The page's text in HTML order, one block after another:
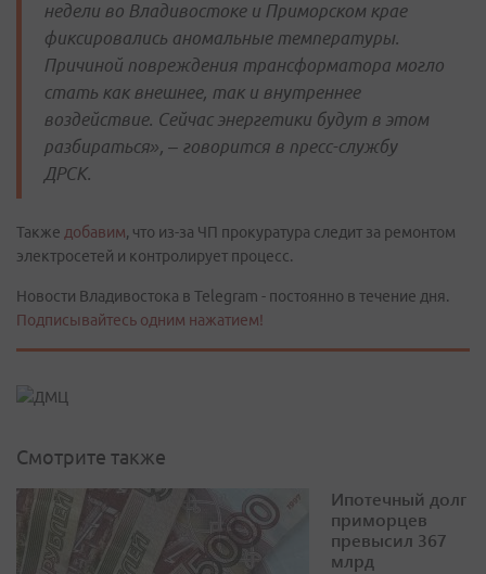
недели во Владивостоке и Приморском крае
фиксировались аномальные температуры.
Причиной повреждения трансформатора могло
стать как внешнее, так и внутреннее
воздействие. Сейчас энергетики будут в этом
разбираться», – говорится в пресс-службу
ДРСК.
Также добавим, что из-за ЧП прокуратура следит за ремонтом
электросетей и контролирует процесс.
Новости Владивостока в Telegram - постоянно в течение дня.
Подписывайтесь одним нажатием!
Смотрите также
Ипотечный долг
приморцев
превысил 367
млрд